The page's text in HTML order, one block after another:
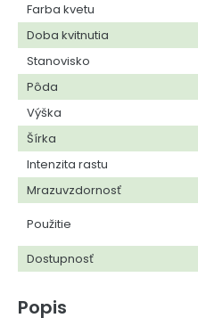
Farba kvetu
Doba kvitnutia
Stanovisko
Pôda
Výška
Šírka
Intenzita rastu
Mrazuvzdornosť
Použitie
Dostupnosť
Popis